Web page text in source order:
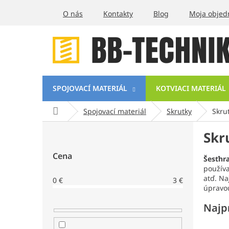
O nás Kontakty Blog Moja
SPOJOVACÍ MATERIÁL KOTVIACI MATERIÁL
DomovSpojovací materiál Skrutky
Cena
0 € 3 €
atď.